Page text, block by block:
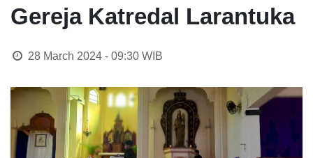
Gereja Katredal Larantuka
28 March 2024 - 09:30WIB